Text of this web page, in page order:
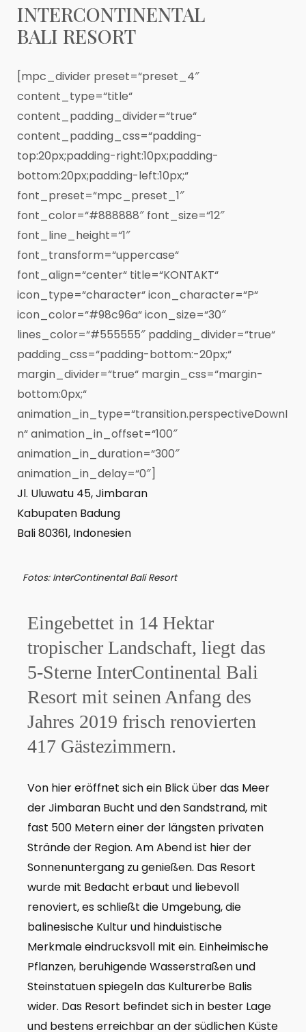
INTERCONTINENTAL
BALI RESORT
[mpc_divider preset=“preset_4″
content_type=“title“
content_padding_divider=“true“
content_padding_css=“padding-
top:20px;padding-right:10px;padding-
bottom:20px;padding-left:10px;“
font_preset=“mpc_preset_1″
font_color=“#888888″ font_size=“12″
font_line_height=“1″
font_transform=“uppercase“
font_align=“center“ title=“KONTAKT“
icon_type=“character“ icon_character=“P“
icon_color=“#98c96a“ icon_size=“30″
lines_color=“#555555″ padding_divider=“true“
padding_css=“padding-bottom:-20px;“
margin_divider=“true“ margin_css=“margin-
bottom:0px;“
animation_in_type=“transition.perspectiveDownI
n“ animation_in_offset=“100″
animation_in_duration=“300″
animation_in_delay=“0″]
Jl. Uluwatu 45, Jimbaran
Kabupaten Badung
Bali 80361, Indonesien
Fotos: InterContinental Bali Resort
Eingebettet in 14 Hektar
tropischer Landschaft, liegt das
5-Sterne InterContinental Bali
Resort mit seinen Anfang des
Jahres 2019 frisch renovierten
417 Gästezimmern.
Von hier eröffnet sich ein Blick über das Meer
der Jimbaran Bucht und den Sandstrand, mit
fast 500 Metern einer der längsten privaten
Strände der Region. Am Abend ist hier der
Sonnenuntergang zu genießen. Das Resort
wurde mit Bedacht erbaut und liebevoll
renoviert, es schließt die Umgebung, die
balinesische Kultur und hinduistische
Merkmale eindrucksvoll mit ein. Einheimische
Pflanzen, beruhigende Wasserstraßen und
Steinstatuen spiegeln das Kulturerbe Balis
wider. Das Resort befindet sich in bester Lage
und bestens erreichbar an der südlichen Küste